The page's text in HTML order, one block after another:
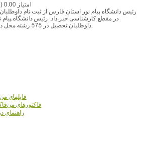
امتیاز 0.00 (0 رای)
در مقطع کارشناسی خبر داد. رئیس دانشگاه پیام
داوطلبان تحصیل در 575 رشته محل در مقطع کارشناسی خبر داد.
فایلهای من
فاکتورهای من
راهنمای